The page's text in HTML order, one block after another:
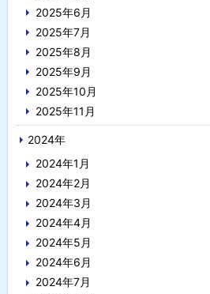
2025年6月
2025年7月
2025年8月
2025年9月
2025年10月
2025年11月
2024年
2024年1月
2024年2月
2024年3月
2024年4月
2024年5月
2024年6月
2024年7月